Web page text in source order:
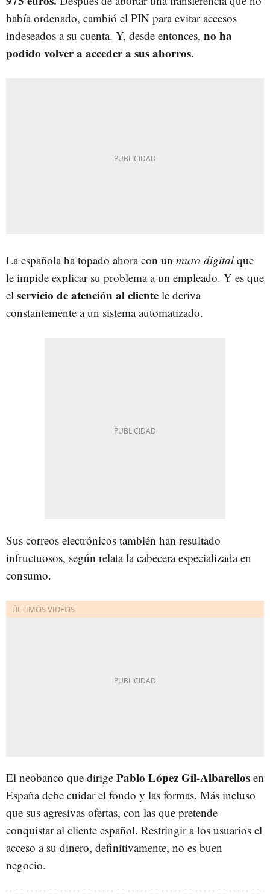
había ordenado, cambió el PIN para evitar accesos
indeseados a su cuenta. Y, desde entonces, no ha
podido volver a acceder a sus ahorros.
La española ha topado ahora con un muro digitalque
le impide explicar su problema a un empleado. Y es que
el servicio de atención al cliente le deriva
constantemente a un sistema automatizado.
Sus correos electrónicos también han resultado
infructuosos, según relata la cabecera especializada en
consumo.
El neobanco que dirige Pablo López Gil-Albarellos en
España debe cuidar el fondo y las formas. Más incluso
que sus agresivas ofertas, con las que pretende
conquistar al cliente español. Restringir a los usuarios el
acceso a su dinero, definitivamente, no es buen
negocio.